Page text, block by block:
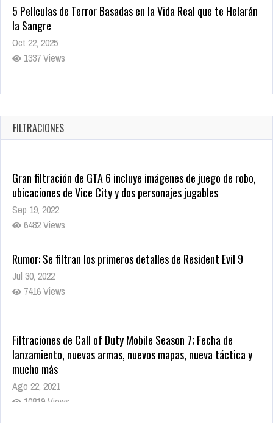
5 Películas de Terror Basadas en la Vida Real que te Helarán
la Sangre
Oct 22, 2025
1337 Views
Revive el terror: El conjuro 4: Últimos ritos ya está disponible
Oct 20, 2025
1379 Views
FILTRACIONES
Gran filtración de GTA 6 incluye imágenes de juego de robo,
ubicaciones de Vice City y dos personajes jugables
Sep 19, 2022
6482 Views
Rumor: Se filtran los primeros detalles de Resident Evil 9
Jul 30, 2022
7416 Views
Filtraciones de Call of Duty Mobile Season 7; Fecha de
lanzamiento, nuevas armas, nuevos mapas, nueva táctica y
mucho más
Ago 22, 2021
10819 Views
La configuración de Call of Duty 2021 aparentemente ya fue